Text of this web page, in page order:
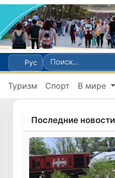
Рус
Туризм Спорт В мире
Последние новости